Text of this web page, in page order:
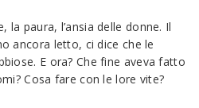
la paura, l’ansia delle donne. Il
ancora letto, ci dice che le
E ora? Che fine aveva fatto
Cosa fare con le lore vite?